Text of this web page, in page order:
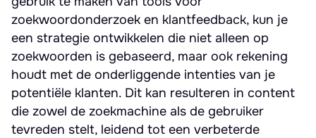
zoekwoordonderzoek en klantfeedback, kun je
een strategie ontwikkelen die niet alleen op
zoekwoorden is gebaseerd, maar ook rekening
houdt met de onderliggende intenties van je
potentiële klanten. Dit kan resulteren in content
die zowel de zoekmachine als de gebruiker
tevreden stelt, leidend tot een verbeterde